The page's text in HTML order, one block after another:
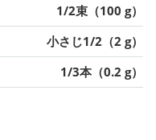
1/2束（100 g）
小さじ1/2（2 g）
1/3本（0.2 g）